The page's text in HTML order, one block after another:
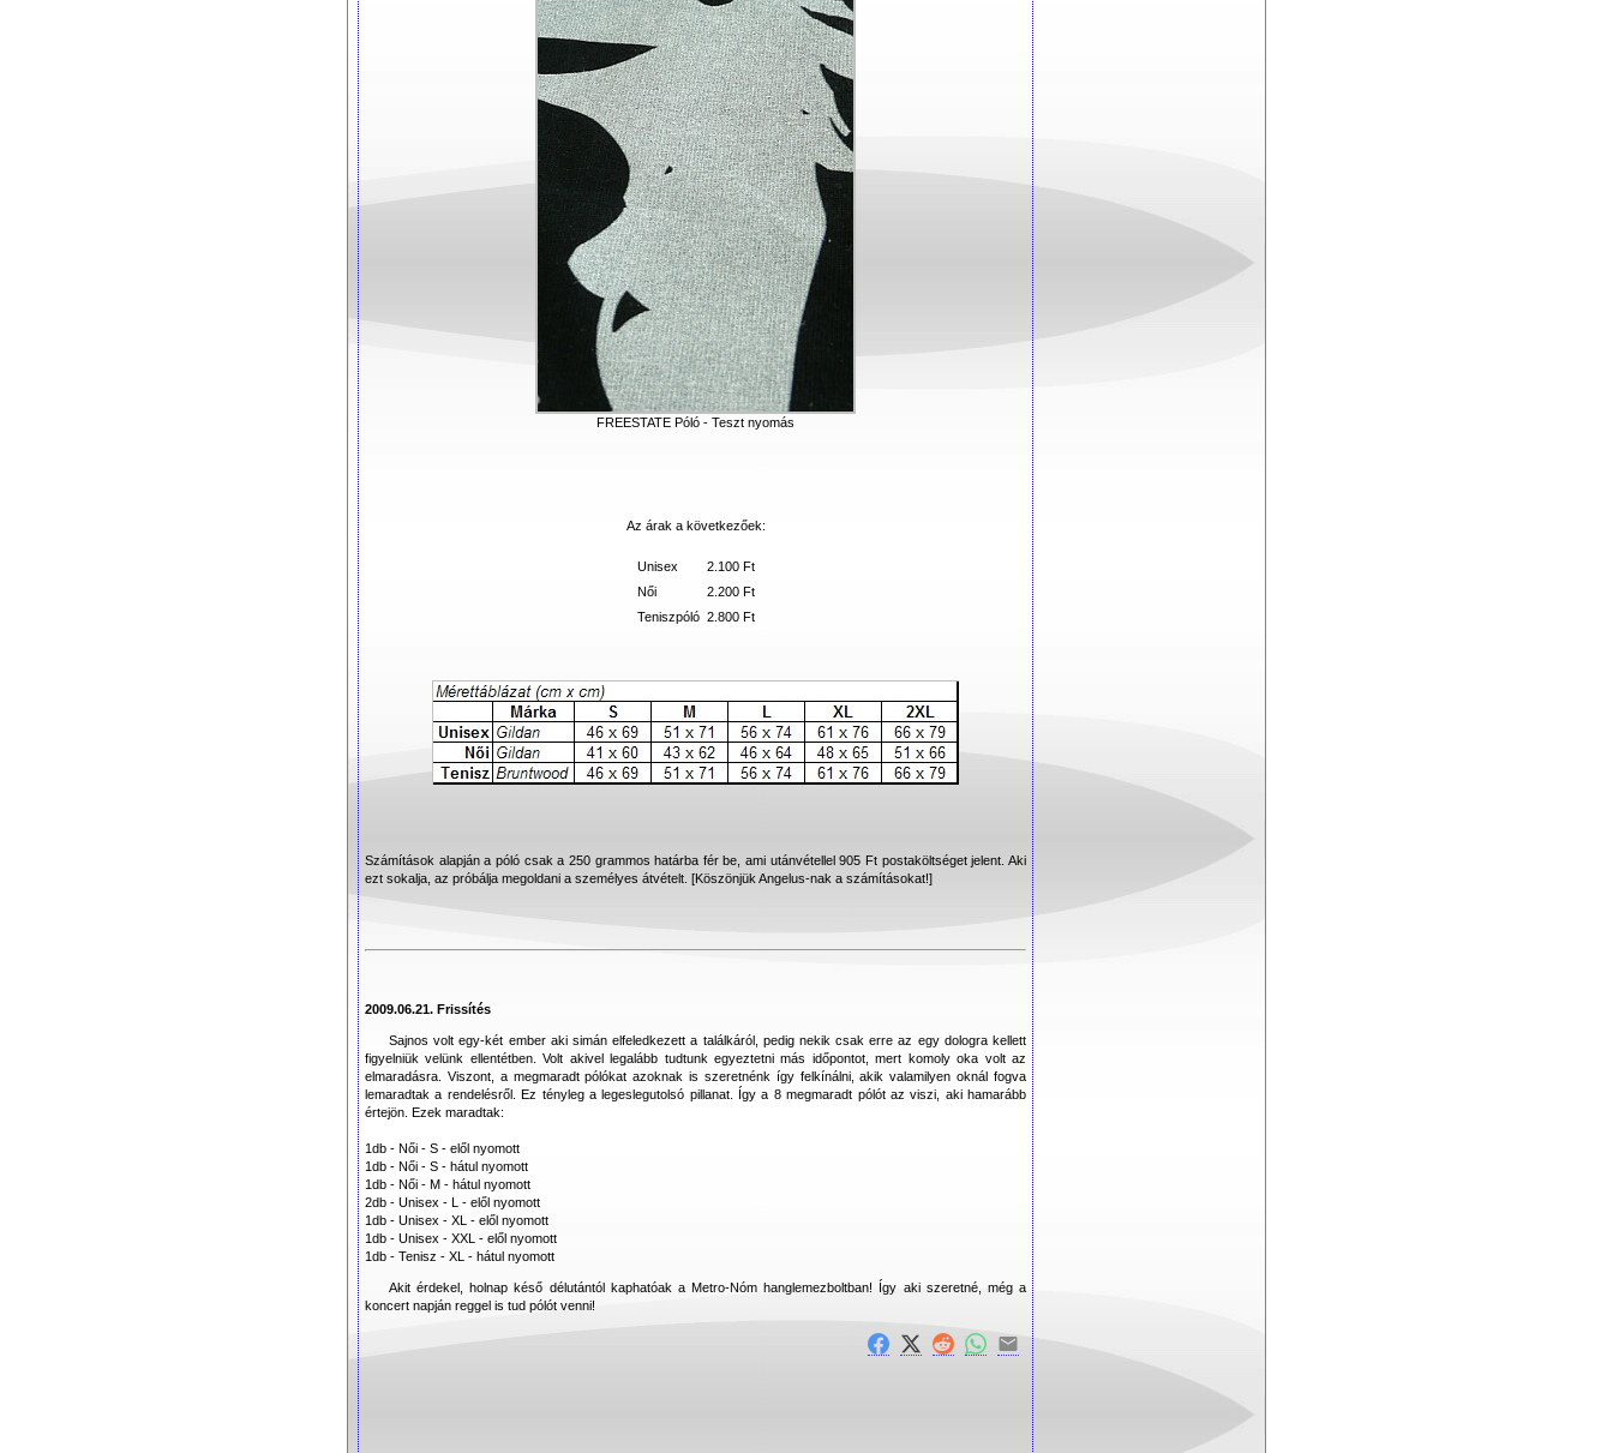
FREESTATE Póló - Teszt nyomás
Az árak a következőek:
Unisex
2.100 Ft
Női
2.200 Ft
Teniszpóló 2.800 Ft
Számítások alapján a póló csak a 250 grammos határba fér be, ami utánvétellel 905 Ft postaköltséget jelent. Aki
ezt sokalja, az próbálja megoldani a személyes átvételt. [Köszönjük Angelus-nak a számításokat!]
2009.06.21. Frissítés
Sajnos volt egy-két ember aki simán elfeledkezett a találkáról, pedig nekik csak erre az egy dologra kellett
figyelniük velünk ellentétben. Volt akivel legalább tudtunk egyeztetni más időpontot, mert komoly oka volt az
elmaradásra. Viszont, a megmaradt pólókat azoknak is szeretnénk így felkínálni, akik valamilyen oknál fogva
lemaradtak a rendelésről. Ez tényleg a legeslegutolsó pillanat. Így a 8 megmaradt pólót az viszi, aki hamarább
értejön. Ezek maradtak:
1db - Női - S - elől nyomott
1db - Női - S - hátul nyomott
1db - Női - M - hátul nyomott
2db - Unisex - L - elől nyomott
1db - Unisex - XL - elől nyomott
1db - Unisex - XXL - elől nyomott
1db - Tenisz - XL - hátul nyomott
Akit érdekel, holnap késő délutántól kaphatóak a Metro-Nóm hanglemezboltban! Így aki szeretné, még a
koncert napján reggel is tud pólót venni!